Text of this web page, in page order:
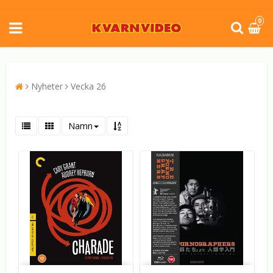
0
Nyheter Vecka 26
Namn